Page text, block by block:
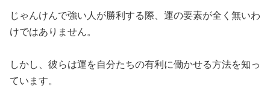
じゃんけんで強い人が勝利する際、運の要素が全く無いわ
けではありません。
しかし、彼らは運を自分たちの有利に働かせる方法を知っ
ています。